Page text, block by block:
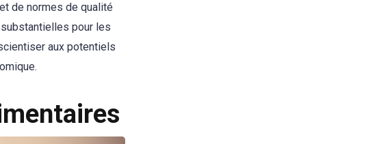
de normes de qualité
pour les
aux potentiels